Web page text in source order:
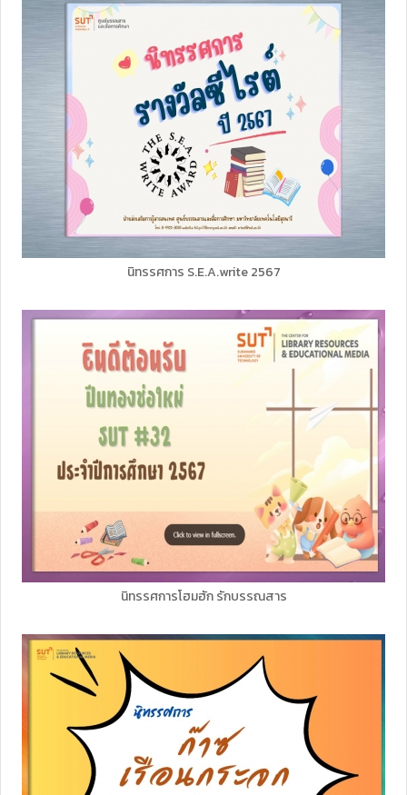
นิทรรศการ S.E.A.write 2567
นิทรรศการโฮมฮัก รักบรรณสาร